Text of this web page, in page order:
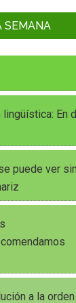
SEMANA
En
puede ver
a la orden